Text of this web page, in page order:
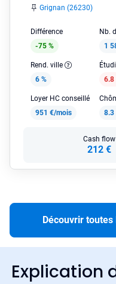
Grignan (26230)
Différence
-75 %
Nb.
1
Rend. ville
6 %
6.8
Loyer HC conseillé
951 €/mois
8.3
Cash flow
212 €
Découvrir
Explication